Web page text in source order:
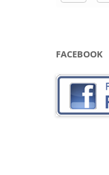
FACEBOOK